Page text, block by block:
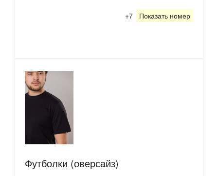
+7 Показать номер
Футболки (оверсайз)